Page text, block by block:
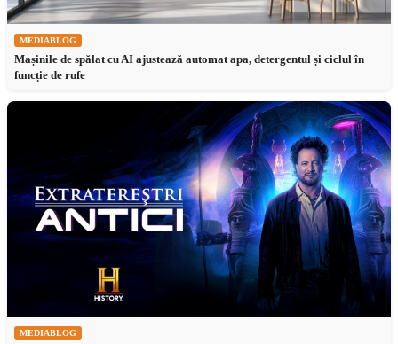
MEDIABLOG
Mașinile de spălat cu AI ajustează automat apa, detergentul și ciclul în
funcție de rufe
MEDIABLOG